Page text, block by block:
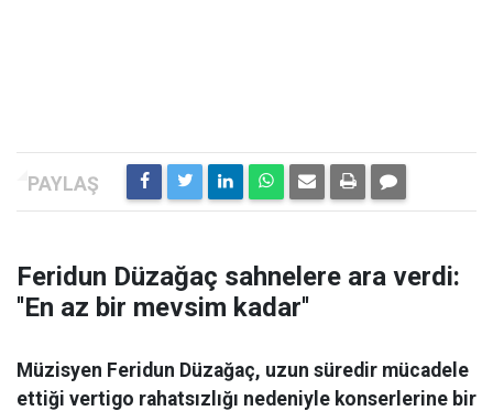
Feridun Düzağaç sahnelere ara verdi:
''En az bir mevsim kadar''
Müzisyen Feridun Düzağaç, uzun süredir mücadele
ettiği vertigo rahatsızlığı nedeniyle konserlerine bir